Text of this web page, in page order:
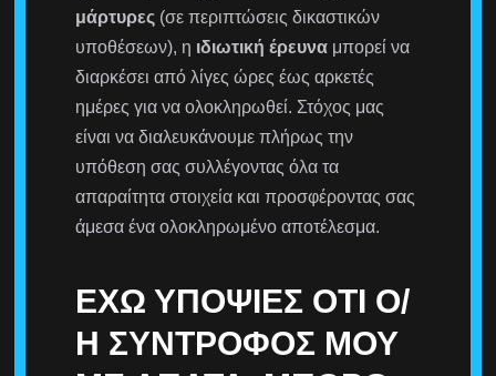
μάρτυρες (σε περιπτώσεις δικαστικών
υποθέσεων), η ιδιωτική έρευνα μπορεί να
διαρκέσει από λίγες ώρες έως αρκετές
ημέρες για να ολοκληρωθεί. Στόχος μας
είναι να διαλευκάνουμε πλήρως την
υπόθεση σας συλλέγοντας όλα τα
απαραίτητα στοιχεία και προσφέροντας σας
άμεσα ένα ολοκληρωμένο αποτέλεσμα.
ΈΧΩ ΥΠΟΨΊΕΣ ΌΤΙ Ο/
Η ΣΎΝΤΡΟΦΟΣ ΜΟΥ